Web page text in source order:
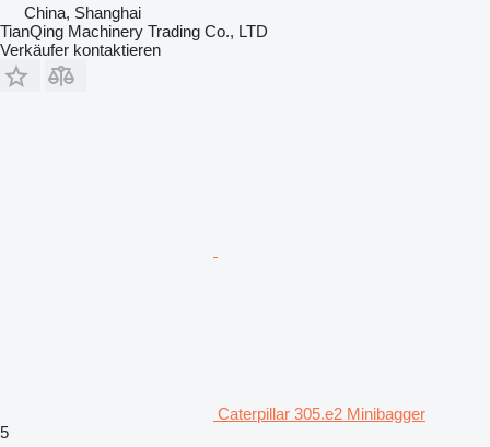
China, Shanghai
TianQing Machinery Trading Co., LTD
Verkäufer kontaktieren
Caterpillar 305.e2 Minibagger
5